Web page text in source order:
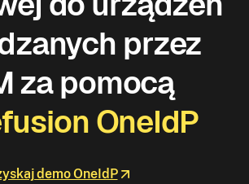
przez
za pomocą
OneIdP
demo OneIdP